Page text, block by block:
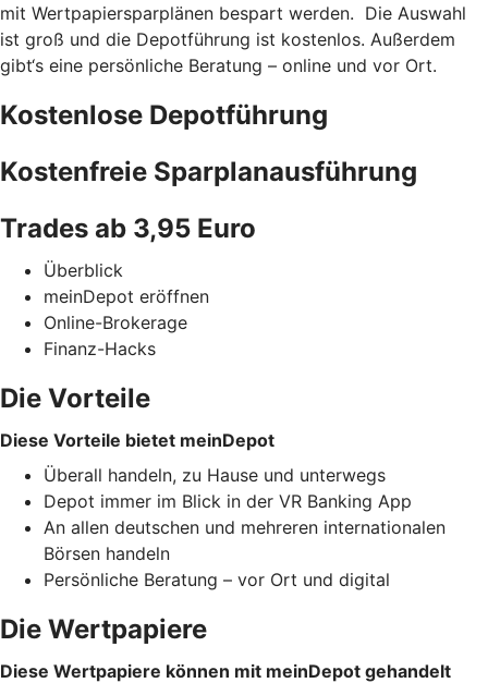
mit Wertpapiersparplänen bespart werden. Die Auswahl
ist groß und die Depotführung ist kostenlos. Außerdem
gibt‘s eine persönliche Beratung – online und vor Ort.
Kostenlose Depotführung
Kostenfreie Sparplanausführung
Trades ab 3,95 Euro
Überblick
meinDepot eröffnen
Online-Brokerage
Finanz-Hacks
Die Vorteile
Diese Vorteile bietet meinDepot
Überall handeln, zu Hause und unterwegs
Depot immer im Blick in der VR Banking App
An allen deutschen und mehreren internationalen
Börsen handeln
Persönliche Beratung – vor Ort und digital
Die Wertpapiere
Diese Wertpapiere können mit meinDepot gehandelt